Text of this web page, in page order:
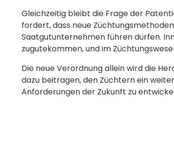
Gleichzeitig bleibt die Frage der
fordert, dass neue
Saatgutunternehmen führen dürfen.
zugutekommen, und im
Die neue Verordnung allein wird die
dazu beitragen, den Züchtern ein
Anforderungen der Zukunft zu